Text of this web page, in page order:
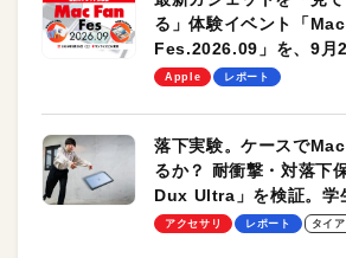
る」体験イベント「
Fes.2026.09」を、9月
します！
Apple レポート
落下実験。ケースで
るか？ 耐衝撃・対落下
Dux Ultra」を検証。学
のモバイルユースに最
アクセサリ レポート タイ